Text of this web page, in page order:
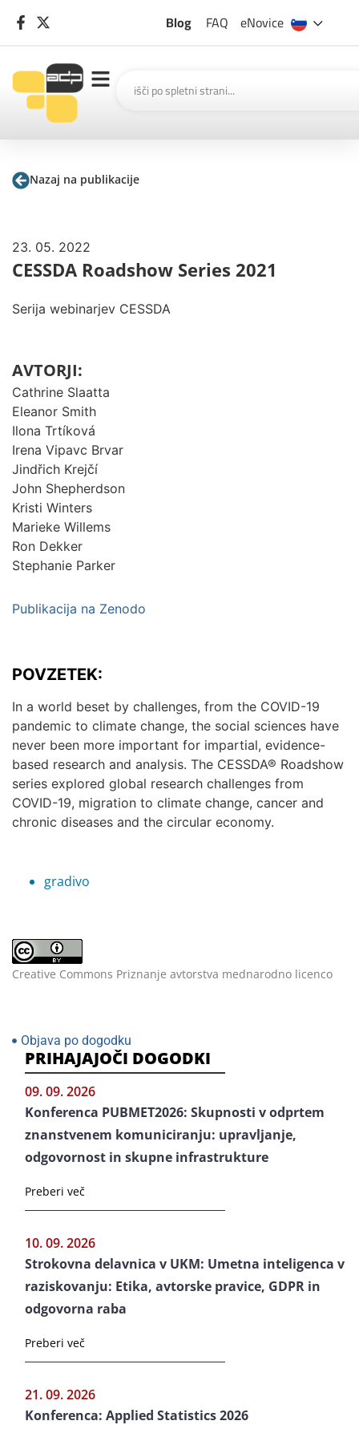
Blog FAQ eNovice
Nazaj na publikacije
23. 05. 2022
CESSDA Roadshow Series 2021
Serija webinarjev CESSDA
AVTORJI:
Cathrine Slaatta
Eleanor Smith
Ilona Trtíková
Irena Vipavc Brvar
Jindřich Krejčí
John Shepherdson
Kristi Winters
Marieke Willems
Ron Dekker
Stephanie Parker
Publikacija na Zenodo
POVZETEK:
In a world beset by challenges, from the COVID-19
pandemic to climate change, the social sciences have
never been more important for impartial, evidence-
based research and analysis. The CESSDA® Roadshow
series explored global research challenges from
COVID-19, migration to climate change, cancer and
chronic diseases and the circular economy.
gradivo
Creative Commons Priznanje avtorstva mednarodno licenco
Objava po dogodku
PRIHAJAJOČI DOGODKI
09. 09. 2026
Konferenca PUBMET2026: Skupnosti v odprtem
znanstvenem komuniciranju: upravljanje,
odgovornost in skupne infrastrukture
Preberi več
10. 09. 2026
Strokovna delavnica v UKM: Umetna inteligenca v
raziskovanju: Etika, avtorske pravice, GDPR in
odgovorna raba
Preberi več
21. 09. 2026
Konferenca: Applied Statistics 2026